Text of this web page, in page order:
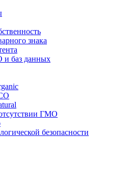
знака
и баз данных
ГМО
безопасности